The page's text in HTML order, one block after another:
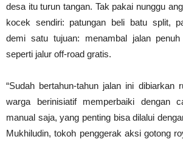
desa itu turun tangan. Tak pakai nunggu
kocek sendiri: patungan beli batu split,
demi satu tujuan: menambal jalan
seperti jalur off-road gratis.
“Sudah bertahun-tahun jalan ini dibiarkan
warga berinisiatif memperbaiki dengan
manual saja, yang penting bisa dilalui
Mukhiludin, tokoh penggerak aksi gotong